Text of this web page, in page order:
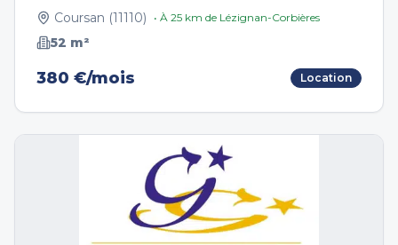
Coursan (11110) • À 25 km de Lézignan-Corbières
52 m²
380 €/mois Location